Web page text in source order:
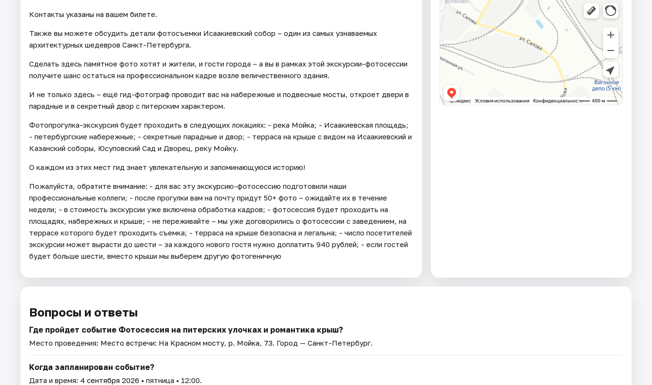
Контакты указаны на вашем билете.
Также вы можете обсудить детали фотосъемки Исаакиевский собор – один из самых узнаваемых
архитектурных шедевров Санкт-Петербурга.
Сделать здесь памятное фото хотят и жители, и гости города – а вы в рамках этой экскурсии-фотосессии
получите шанс остаться на профессиональном кадре возле величественного здания.
И не только здесь – ещё гид-фотограф проводит вас на набережные и подвесные мосты, откроет двери в
парадные и в секретный двор с питерским характером.
Фотопрогулка-экскурсия будет проходить в следующих локациях: - река Мойка; - Исаакиевская площадь;
- петербургские набережные; - секретные парадные и двор; - терраса на крыше с видом на Исаакиевский и
Казанский соборы, Юсуповский Сад и Дворец, реку Мойку.
О каждом из этих мест гид знает увлекательную и запоминающуюся историю!
Пожалуйста, обратите внимание: - для вас эту экскурсию-фотосессию подготовили наши
профессиональные коллеги; - после прогулки вам на почту придут 50+ фото – ожидайте их в течение
недели; - в стоимость экскурсии уже включена обработка кадров; - фотосессия будет проходить на
площадях, набережных и крыше; - не переживайте – мы уже договорились о фотосессии с заведением, на
террасе которого будет проходить съемка; - терраса на крыше безопасна и легальна; - число посетителей
экскурсии может вырасти до шести – за каждого нового гостя нужно доплатить 940 рублей; - если гостей
будет больше шести, вместо крыши мы выберем другую фотогеничную
Вопросы и ответы
Где пройдет событие Фотосессия на питерских улочках и романтика крыш?
Место проведения: Место встречи: На Красном мосту, р. Мойка, 73. Город — Санкт-Петербург.
Когда запланирован событие?
Дата и время: 4 сентября 2026 • пятница • 12:00.